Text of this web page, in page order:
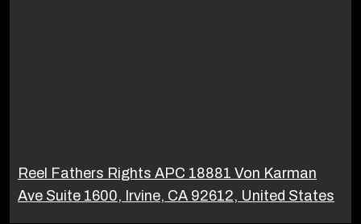
Reel Fathers Rights APC 18881 Von Karman
Ave Suite 1600, Irvine, CA 92612, United States